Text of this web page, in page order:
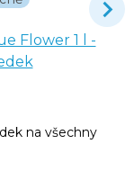
Flower 1 l -
na všechny